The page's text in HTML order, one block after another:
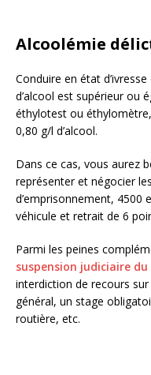
Alcoolémie
Conduire en état
d’alcool est supérieur ou
éthylotest ou
0,80 g/l d’alcool.
Dans ce cas, vous aurez
représenter et négocier
d’emprisonnement, 4500
véhicule et retrait de 6
Parmi les peines
suspension judiciaire
interdiction de recours
général, un stage
routière, etc.